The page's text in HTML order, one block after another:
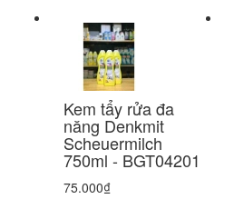
Kem tẩy rửa đa
năng Denkmit
Scheuermilch
750ml - BGT04201
75.000₫